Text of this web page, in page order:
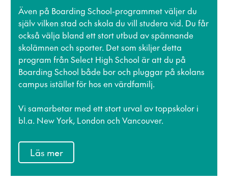
Även på Boarding School-programmet väljer du
själv vilken stad och skola du vill studera vid. Du får
också välja bland ett stort utbud av spännande
skolämnen och sporter. Det som skiljer detta
program från Select High School är att du på
Boarding School både bor och pluggar på skolans
campus istället för hos en värdfamilj.
Vi samarbetar med ett stort urval av toppskolor i
bl.a. New York, London och Vancouver.
Läs mer